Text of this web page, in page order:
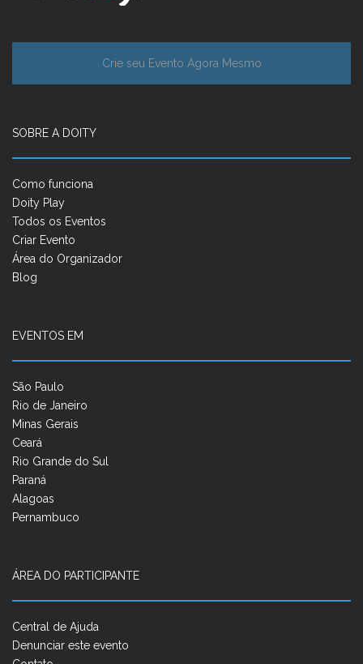
Crie seu Evento Agora Mesmo
SOBRE A DOITY
Como funciona
Doity Play
Todos os Eventos
Criar Evento
Área do Organizador
Blog
EVENTOS EM
São Paulo
Rio de Janeiro
Minas Gerais
Ceará
Rio Grande do Sul
Paraná
Alagoas
Pernambuco
ÁREA DO PARTICIPANTE
Central de Ajuda
Denunciar este evento